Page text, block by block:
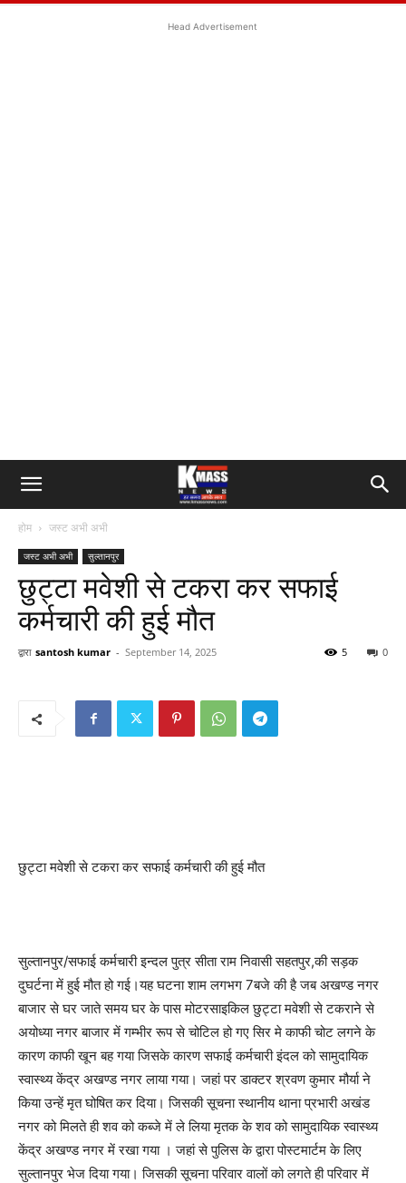
Head Advertisement
होम जस्ट अभी अभी
जस्ट अभी अभी सुल्तानपुर
छुट्टा मवेशी से टकरा कर सफाई
कर्मचारी की हुई मौत
द्वारा santosh kumar - September 14, 2025 0
5
छुट्टा मवेशी से टकरा कर सफाई कर्मचारी की हुई मौत
सुल्तानपुर/सफाई कर्मचारी इन्दल पुत्र सीता राम निवासी सहतपुर,की सड़क
दुघर्टना में हुई मौत हो गई।यह घटना शाम लगभग 7बजे की है जब अखण्ड नगर
बाजार से घर जाते समय घर के पास मोटरसाइकिल छुट्टा मवेशी से टकराने से
अयोध्या नगर बाजार में गम्भीर रूप से चोटिल हो गए सिर मे काफी चोट लगने के
कारण काफी खून बह गया जिसके कारण सफाई कर्मचारी इंदल को सामुदायिक
स्वास्थ्य केंद्र अखण्ड नगर लाया गया। जहां पर डाक्टर श्रवण कुमार मौर्या ने
किया उन्हें मृत घोषित कर दिया। जिसकी सूचना स्थानीय थाना प्रभारी अखंड
नगर को मिलते ही शव को कब्जे में ले लिया मृतक के शव को सामुदायिक स्वास्थ्य
केंद्र अखण्ड नगर में रखा गया । जहां से पुलिस के द्वारा पोस्टमार्टम के लिए
सुल्तानपुर भेज दिया गया। जिसकी सूचना परिवार वालों को लगते ही परिवार में